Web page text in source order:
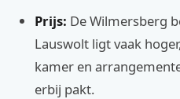
Prijs: De Wilmersberg
Lauswolt ligt vaak
kamer en
erbij pakt.